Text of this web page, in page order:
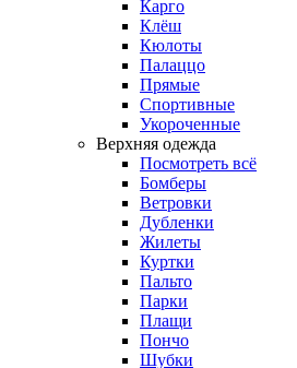
Карго
Клёш
Кюлоты
Палаццо
Прямые
Спортивные
Укороченные
Верхняя одежда
Посмотреть всё
Бомберы
Ветровки
Дубленки
Жилеты
Куртки
Пальто
Парки
Плащи
Пончо
Шубки